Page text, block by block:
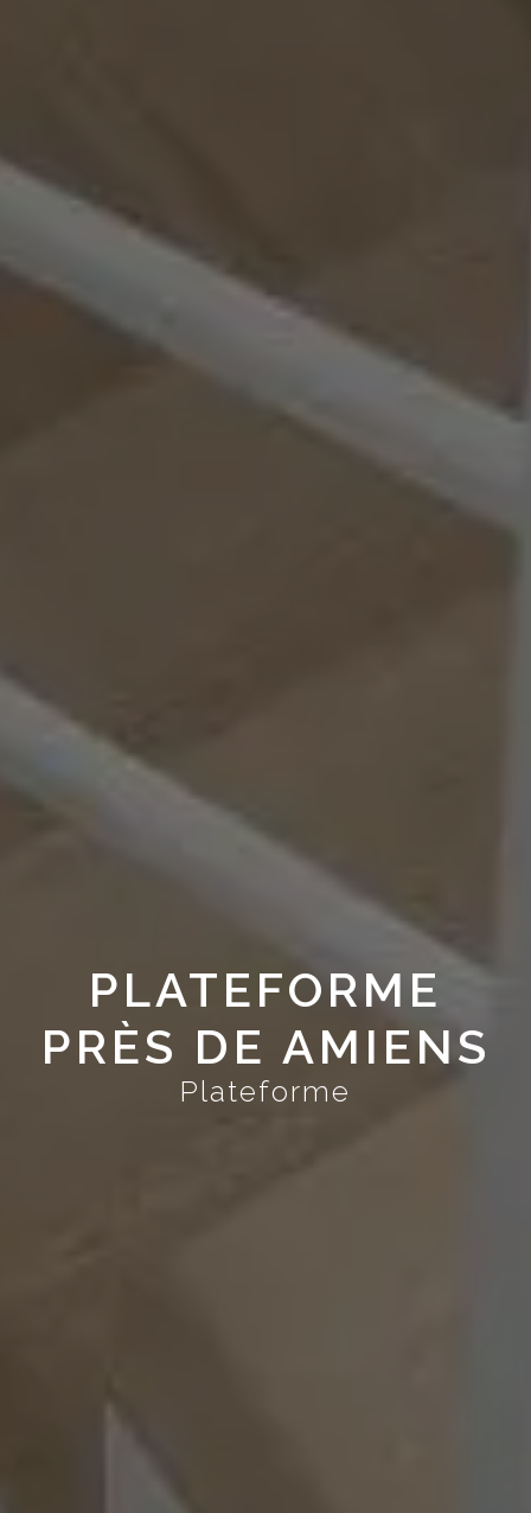
PLATEFORME
PRÈS DE AMIENS
Plateforme